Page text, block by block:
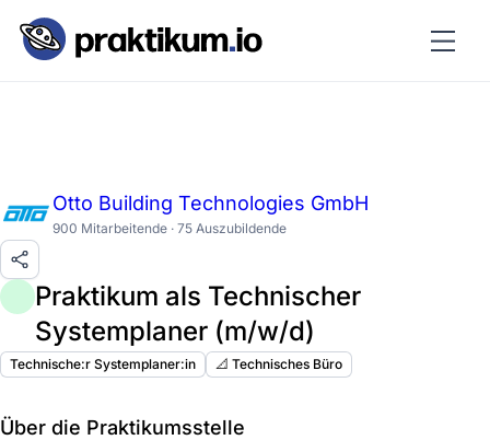
Otto Building Technologies GmbH
900 Mitarbeitende · 75 Auszubildende
Praktikum als Technischer
Systemplaner (m/w/d)
Technische:r Systemplaner:in 📐 Technisches Büro
Über die Praktikumsstelle